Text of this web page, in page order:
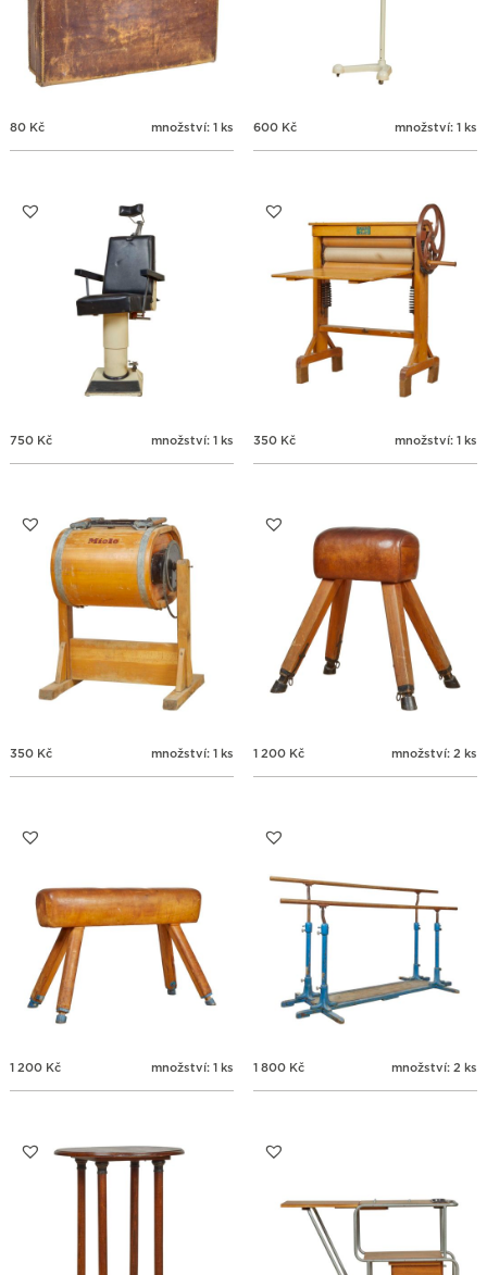
80 Kč množství: 1 ks 600 Kč množství: 1 ks
750 Kč množství: 1 ks 350 Kč množství: 1 ks
350 Kč množství: 1 ks 1 200 Kč množství: 2 ks
1 200 Kč množství: 1 ks 1 800 Kč množství: 2 ks